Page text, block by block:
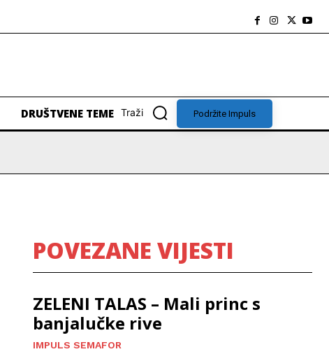
DRUŠTVENE TEME Traži Podržite Impuls
POVEZANE VIJESTI
ZELENI TALAS – Mali princ s
banjalučke rive
IMPULS SEMAFOR